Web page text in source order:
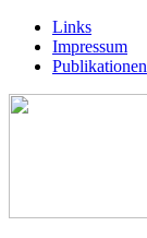
Links
Impressum
Publikationen